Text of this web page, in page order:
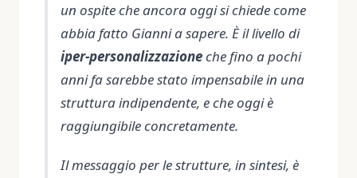
un ospite che ancora oggi si chiede come
abbia fatto Gianni a sapere. È il livello di
iper-personalizzazioneche fino a pochi
anni fa sarebbe stato impensabile in una
struttura indipendente, e che oggi è
raggiungibile concretamente.
Il messaggio per le strutture, in sintesi, è